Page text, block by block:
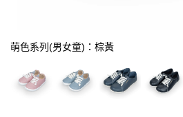
萌色系列(男女童)：棕黃